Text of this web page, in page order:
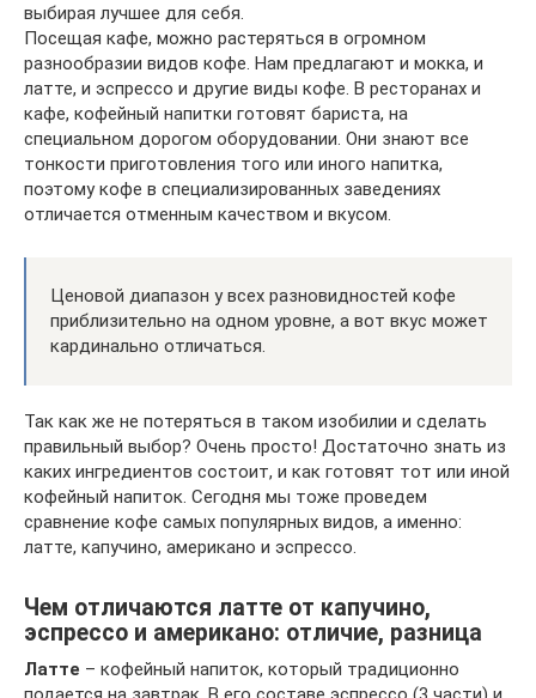
выбирая лучшее для себя.
Посещая кафе, можно растеряться в огромном
разнообразии видов кофе. Нам предлагают и мокка, и
латте, и эспрессо и другие виды кофе. В ресторанах и
кафе, кофейный напитки готовят бариста, на
специальном дорогом оборудовании. Они знают все
тонкости приготовления того или иного напитка,
поэтому кофе в специализированных заведениях
отличается отменным качеством и вкусом.
Ценовой диапазон у всех разновидностей кофе
приблизительно на одном уровне, а вот вкус может
кардинально отличаться.
Так как же не потеряться в таком изобилии и сделать
правильный выбор? Очень просто! Достаточно знать из
каких ингредиентов состоит, и как готовят тот или иной
кофейный напиток. Сегодня мы тоже проведем
сравнение кофе самых популярных видов, а именно:
латте, капучино, американо и эспрессо.
Чем отличаются латте от капучино,
эспрессо и американо: отличие, разница
Латте – кофейный напиток, который традиционно